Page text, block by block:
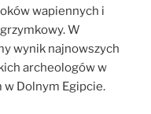
wapiennych i
W
wynik najnowszych
archeologów w
w Dolnym Egipcie.